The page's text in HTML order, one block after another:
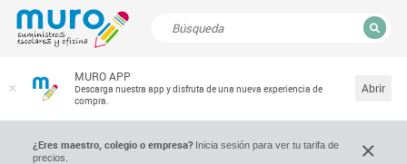
MURO APP
Descarga nuestra app y disfruta de una nueva experiencia de
compra.
Abrir
¿Eres maestro, colegio o empresa?Inicia sesión para ver tu tarifa de
precios.